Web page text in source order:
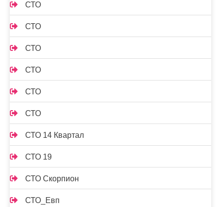
СТО
СТО
СТО
СТО
СТО
СТО
СТО 14 Квартал
СТО 19
СТО Скорпион
СТО_Евп